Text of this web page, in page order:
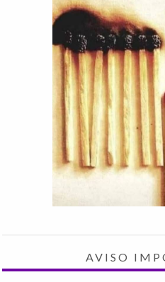
AVISO